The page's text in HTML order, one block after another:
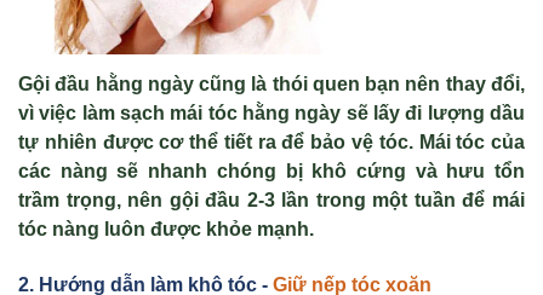
Gội đầu hằng ngày cũng là thói quen bạn nên thay đổi,
vì việc làm sạch mái tóc hằng ngày sẽlấy đi lượng dầu
tự nhiên được cơ thể tiết ra để bảo vệtóc. Mái tóc của
các nàng sẽ nhanh chóng bịkhô cứng và hưu tổn
trầm trọng, nên gội đầu 2-3 lần trong một tuần để mái
tóc nàng luôn được khỏe mạnh.
2. Hướng dẫn làm khô tóc - Giữ nếp tóc xoăn